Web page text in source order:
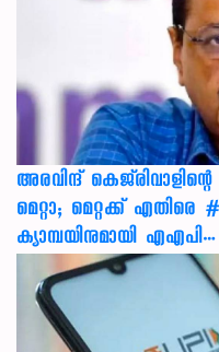
അരവിന്ദ്
മെറ്റാ; മെറ്റക്ക് എതിരെ
ക്യാമ്പയിനുമായി എഎപി…